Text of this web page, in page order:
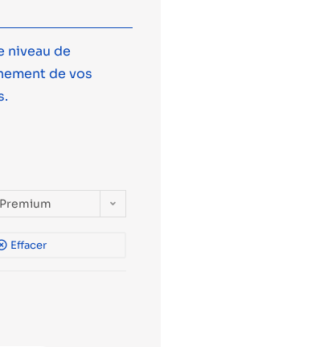
niveau de
de vos
Premium
Effacer